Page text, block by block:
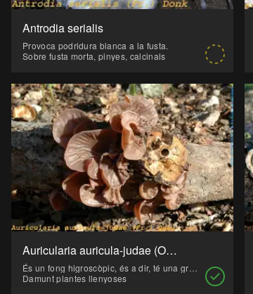
Antrodia serialis
Provoca podridura blanca a la fusta.
Sobre fusta morta, pinyes, calcinals
Auricularia auricula-judae (Orella de Judes)
És un fong higroscòpic, és a dir, té una gran capacitat de retenció d'aigua. Molt emprat als restaurants xinesos.
Damunt plantes llenyoses